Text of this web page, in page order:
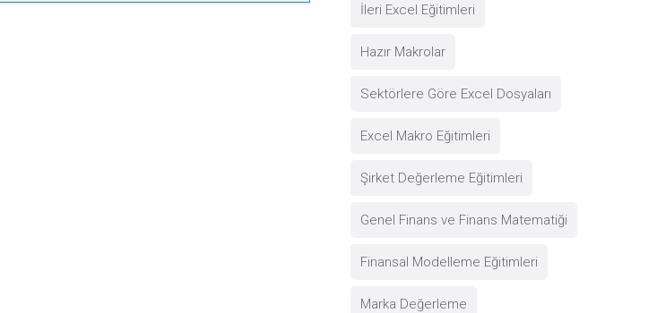
İleri Excel Eğitimleri
Hazır Makrolar
Sektörlere Göre Excel Dosyaları
Excel Makro Eğitimleri
Şirket Değerleme Eğitimleri
Genel Finans ve Finans Matematiği
Finansal Modelleme Eğitimleri
Marka Değerleme